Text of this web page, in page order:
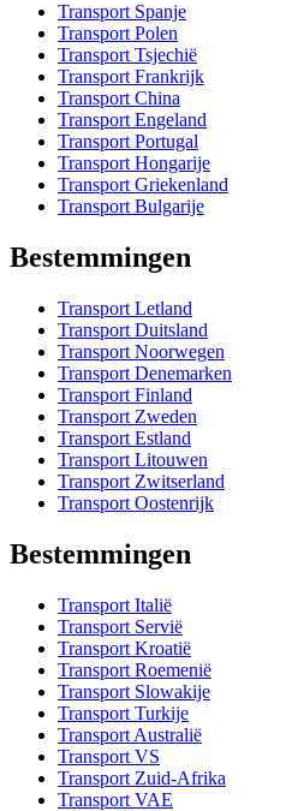
Transport Spanje
Transport Polen
Transport Tsjechië
Transport Frankrijk
Transport China
Transport Engeland
Transport Portugal
Transport Hongarije
Transport Griekenland
Transport Bulgarije
Bestemmingen
Transport Letland
Transport Duitsland
Transport Noorwegen
Transport Denemarken
Transport Finland
Transport Zweden
Transport Estland
Transport Litouwen
Transport Zwitserland
Transport Oostenrijk
Bestemmingen
Transport Italië
Transport Servië
Transport Kroatië
Transport Roemenië
Transport Slowakije
Transport Turkije
Transport Australië
Transport VS
Transport Zuid-Afrika
Transport VAE